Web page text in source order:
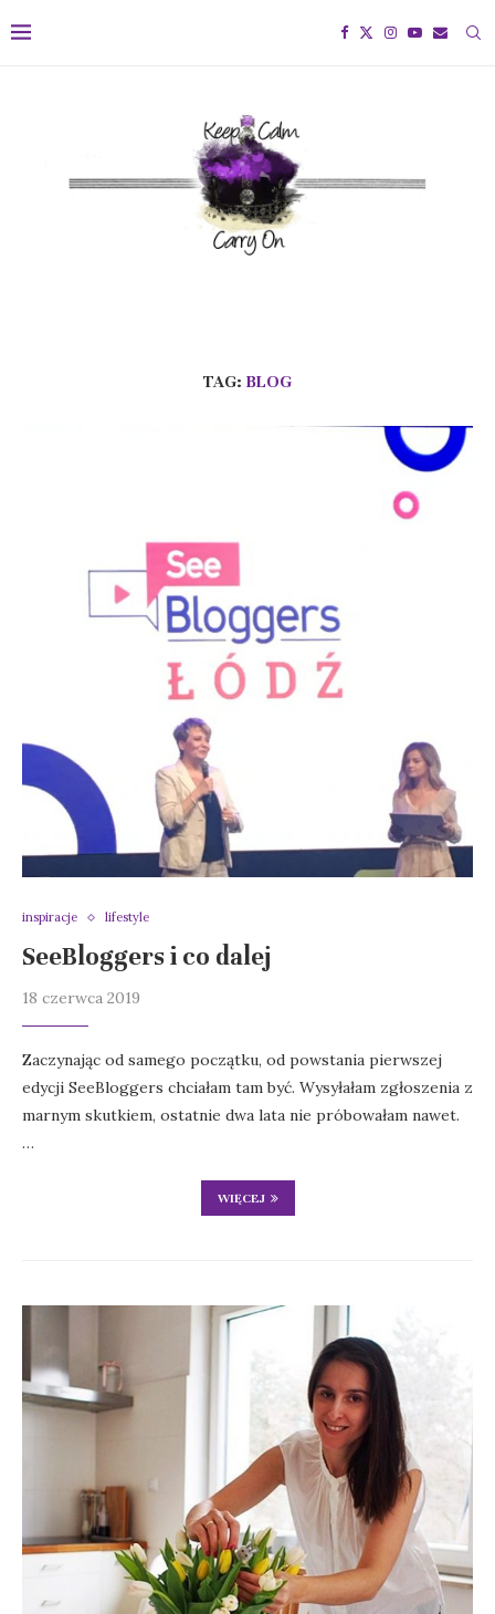
TAG: BLOG
inspiracje lifestyle
SeeBloggers i co dalej
18 czerwca 2019
Zaczynając od samego początku, od powstania pierwszej
edycji SeeBloggers chciałam tam być. Wysyłałam zgłoszenia z
marnym skutkiem, ostatnie dwa lata nie próbowałam nawet.
…
WIĘCEJ